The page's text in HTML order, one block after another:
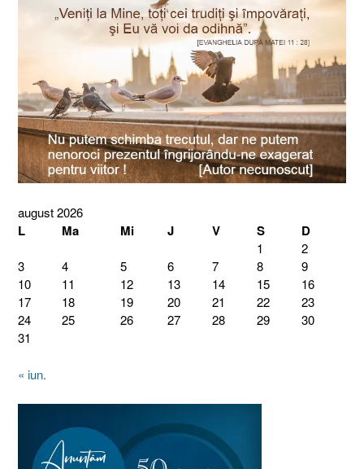
august 2026
L Ma Mi J V S D
1
2
3
4 5 6 7 8
9
10
11 12 13 14 15
16
17
18 19 20 21 22
23
24
25 26 27 28 29
30
31
« iun.